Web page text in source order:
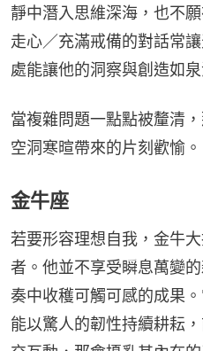
靜中潛入思維深海，也不
走心／充滿戒備的對話常
處能讓他的洞察與創造如泉
當複雜問題一點點被釐清
空洞寒暄帶來的片刻歡愉。
金牛座
若要形容理想自我，金牛
者。他並不享受瞬息萬變
奏中收穫可觸可感的成果
能以驚人的韌性持續耕耘